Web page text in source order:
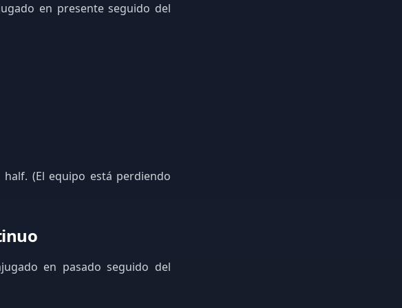
en presente seguido del
(El equipo está perdiendo
en pasado seguido del